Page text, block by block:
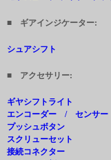
■ ギアインジケーター:
シュアシフト
■ アクセサリー:
ギヤシフトライト
エンコーダー / センサー
プッシュボタン
スクリューセット
接続コネクター